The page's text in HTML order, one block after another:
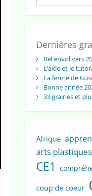
Dernières
Bel envol vers
L’aide et le
La ferme de
Bonne année
33 graines et
Afrique
arts plastiques
CE1
coup de coeur